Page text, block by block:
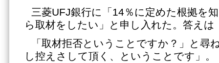
三菱UFJ銀行に「14％に定めた根拠を
ら取材をしたい」と申し入れた。答え
「取材拒否ということですか？」と尋
し控えさして頂く、ということです」。